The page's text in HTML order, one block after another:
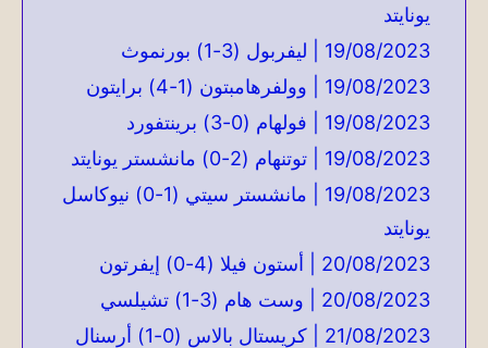
يونايتد
19/08/2023 | ليفربول (3-1) بورنموث
19/08/2023 | وولفرهامبتون (1-4) برايتون
19/08/2023 | فولهام (0-3) برينتفورد
19/08/2023 | توتنهام (2-0) مانشستر يونايتد
19/08/2023 | مانشستر سيتي (1-0) نيوكاسل
يونايتد
20/08/2023 | أستون فيلا (4-0) إيفرتون
20/08/2023 | وست هام (3-1) تشيلسي
21/08/2023 | كريستال بالاس (0-1) أرسنال